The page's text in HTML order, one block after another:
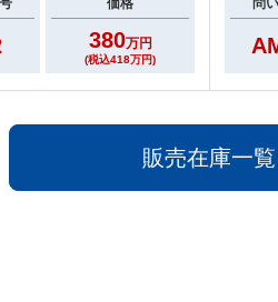
価格
380万円
(税込418万円)
問
販売在庫一覧